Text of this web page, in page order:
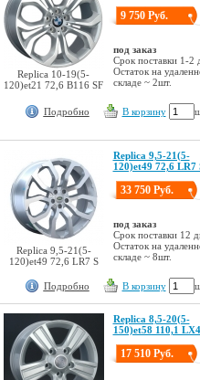
Replica 10-19(5-
120)et21 72,6 B116 SF
9 750 Руб.
под заказ
Срок поставки 1-2
Остаток на
складе ~ 2шт.
Подробно В корзину
Replica 9,5-21(5-
120)et49 72,6 LR7 S
Replica 9,5-21(5-
120)et49 72,6 LR7
33 750 Руб.
под заказ
Срок поставки 12
Остаток на
складе ~ 8шт.
Подробно В корзину
Replica 8,5-20(5-
150)et58 110,1
17 510 Руб.